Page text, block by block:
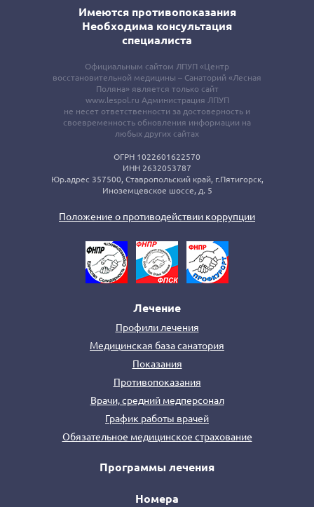
Имеются противопоказания
Необходима консультация
специалиста
Официальным сайтом ЛПУП «Центр
восстановительной медицины – Санаторий «Лесная
Поляна» является только сайт
www.lespol.ru Администрация ЛПУП
не несет ответственности за достоверность и
своевременность обновления информации на
любых других сайтах
ОГРН 1022601622570
ИНН 2632053787
Юр.адрес 357500, Ставропольский край, г.Пятигорск,
Иноземцевское шоссе, д. 5
Положение о противодействии коррупции
Лечение
Профили лечения
Медицинская база санатория
Показания
Противопоказания
Врачи, средний медперсонал
График работы врачей
Обязательное медицинское страхование
Программы лечения
Номера